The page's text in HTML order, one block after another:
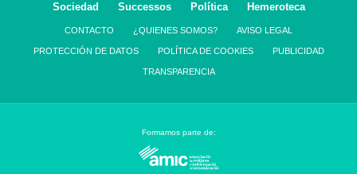
Sociedad
Successos Política Hemeroteca
CONTACTO ¿QUIENES SOMOS? AVISO LEGAL
PROTECCIÓN DE DATOS POLÍTICA DE COOKIES PUBLICIDAD
TRANSPARENCIA
Formamos parte de: